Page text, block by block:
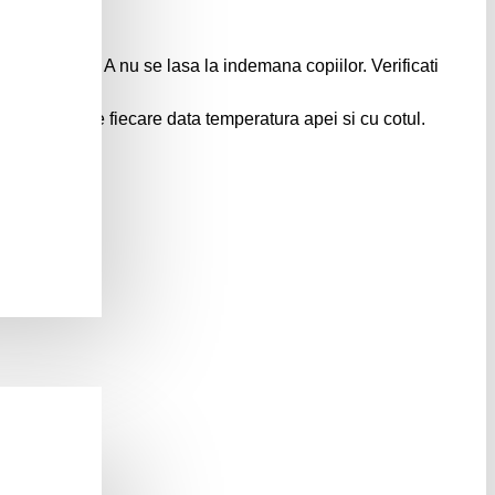
o jucarie! A nu se lasa la indemana copiilor. Verificati
verificati de fiecare data temperatura apei si cu cotul.